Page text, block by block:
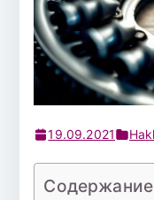
19.09.2021
Содержание